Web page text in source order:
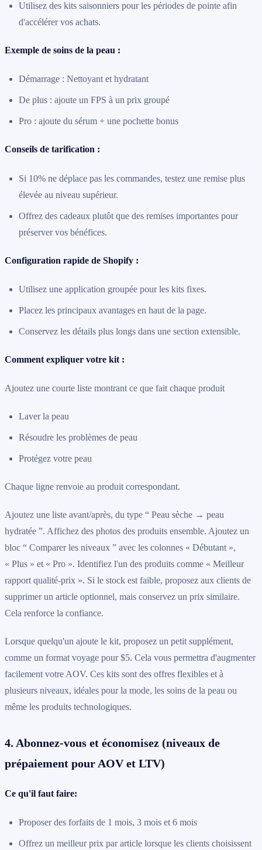
Utilisez des kits saisonniers pour les périodes de pointe afin
d'accélérer vos achats.
Exemple de soins de la peau :
Démarrage : Nettoyant et hydratant
De plus : ajoute un FPS à un prix groupé
Pro : ajoute du sérum + une pochette bonus
Conseils de tarification :
Si 10% ne déplace pas les commandes, testez une remise plus
élevée au niveau supérieur.
Offrez des cadeaux plutôt que des remises importantes pour
préserver vos bénéfices.
Configuration rapide de Shopify :
Utilisez une application groupée pour les kits fixes.
Placez les principaux avantages en haut de la page.
Conservez les détails plus longs dans une section extensible.
Comment expliquer votre kit :
Ajoutez une courte liste montrant ce que fait chaque produit
Laver la peau
Résoudre les problèmes de peau
Protégez votre peau
Chaque ligne renvoie au produit correspondant.
Ajoutez une liste avant/après, du type “ Peau sèche → peau
hydratée ”. Affichez des photos des produits ensemble. Ajoutez un
bloc “ Comparer les niveaux ” avec les colonnes « Débutant »,
« Plus » et « Pro ». Identifiez l'un des produits comme « Meilleur
rapport qualité-prix ». Si le stock est faible, proposez aux clients de
supprimer un article optionnel, mais conservez un prix similaire.
Cela renforce la confiance.
Lorsque quelqu'un ajoute le kit, proposez un petit supplément,
comme un format voyage pour $5. Cela vous permettra d'augmenter
facilement votre AOV. Ces kits sont des offres flexibles et à
plusieurs niveaux, idéales pour la mode, les soins de la peau ou
même les produits technologiques.
4. Abonnez-vous et économisez (niveaux de
prépaiement pour AOV et LTV)
Ce qu'il faut faire:
Proposer des forfaits de 1 mois, 3 mois et 6 mois
Offrez un meilleur prix par article lorsque les clients choisissent